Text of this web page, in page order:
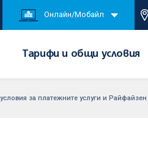
Онлайн/Мобайл
Тарифи и общи условия
за платежните услуги и